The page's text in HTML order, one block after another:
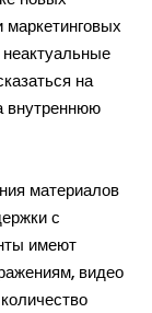
маркетинговых
на
внутреннюю
материалов
с
имеют
видео